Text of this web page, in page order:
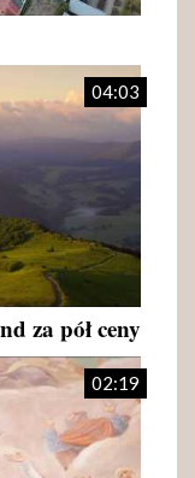
04:03
za pół ceny
02:19